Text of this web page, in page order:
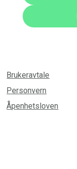
Brukeravtale
Personvern
Åpenhetsloven